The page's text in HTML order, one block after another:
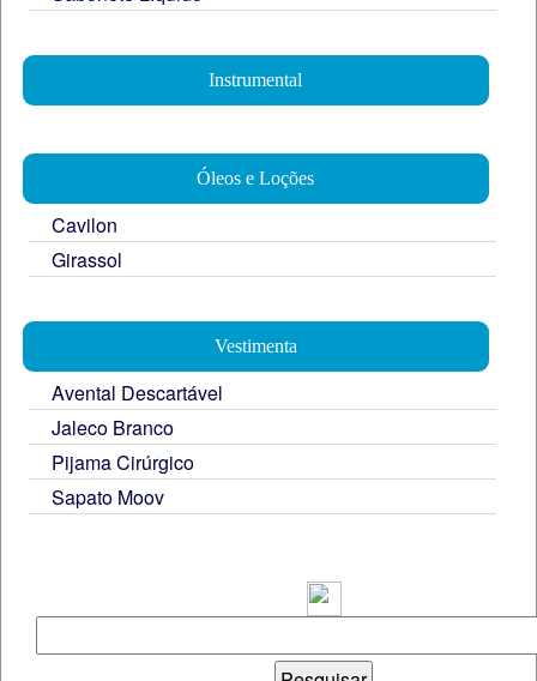
Instrumental
Óleos e Loções
Cavilon
Girassol
Vestimenta
Avental Descartável
Jaleco Branco
Pijama Cirúrgico
Sapato Moov